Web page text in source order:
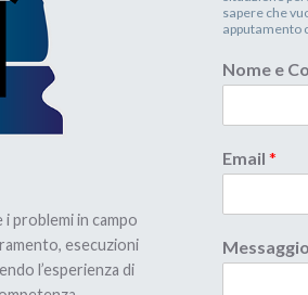
problemi in campo
esecuzioni
l’esperienza di
sapere che
apputamento
Nome e
Email *
Messaggio